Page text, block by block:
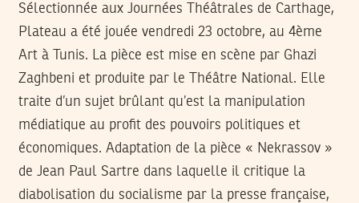
Sélectionnée aux Journées Théâtrales de Carthage,
Plateau a été jouée vendredi 23 octobre, au 4ème
Art à Tunis. La pièce est mise en scène par Ghazi
Zaghbeni et produite par le Théâtre National. Elle
traite d’un sujet brûlant qu’est la manipulation
médiatique au profit des pouvoirs politiques et
économiques. Adaptation de la pièce « Nekrassov »
de Jean Paul Sartre dans laquelle il critique la
diabolisation du socialisme par la presse française,